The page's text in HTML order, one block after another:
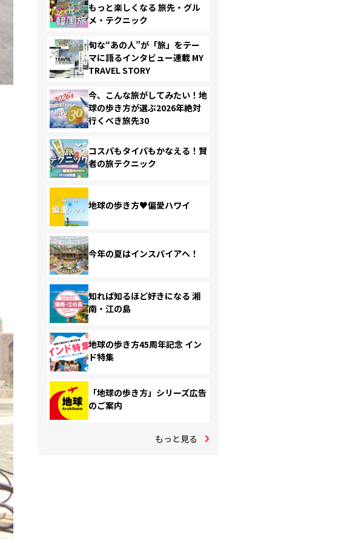
もっと楽しくなる 旅先・グル
メ・テクニック
旬な“あの人”が「旅」をテー
マに語るインタビュー連載 MY
TRAVEL STORY
今、こんな旅がしてみたい！地
球の歩き方が選ぶ2026年絶対
行くべき旅先30
コスパもタイパもかなえる！賢
者の旅テクニック
地球の歩き方♥偏愛ハワイ
今年の夏はインスパイアへ！
知れば知るほど好きになる 湘
南・江の島
地球の歩き方45周年記念 イン
ド特集
「地球の歩き方」シリーズ広告
のご案内
もっと見る